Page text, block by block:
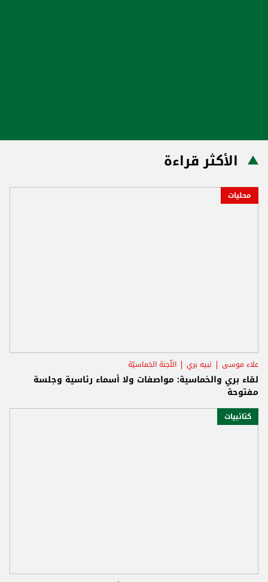
الأكثر قراءة
محليات
علاء موسى نبيه بري اللّجنة الخماسيّة
لقاء بري والخماسية: مواصفات ولا أسماء رئاسية وجلسة
مفتوحة
كتائبيات